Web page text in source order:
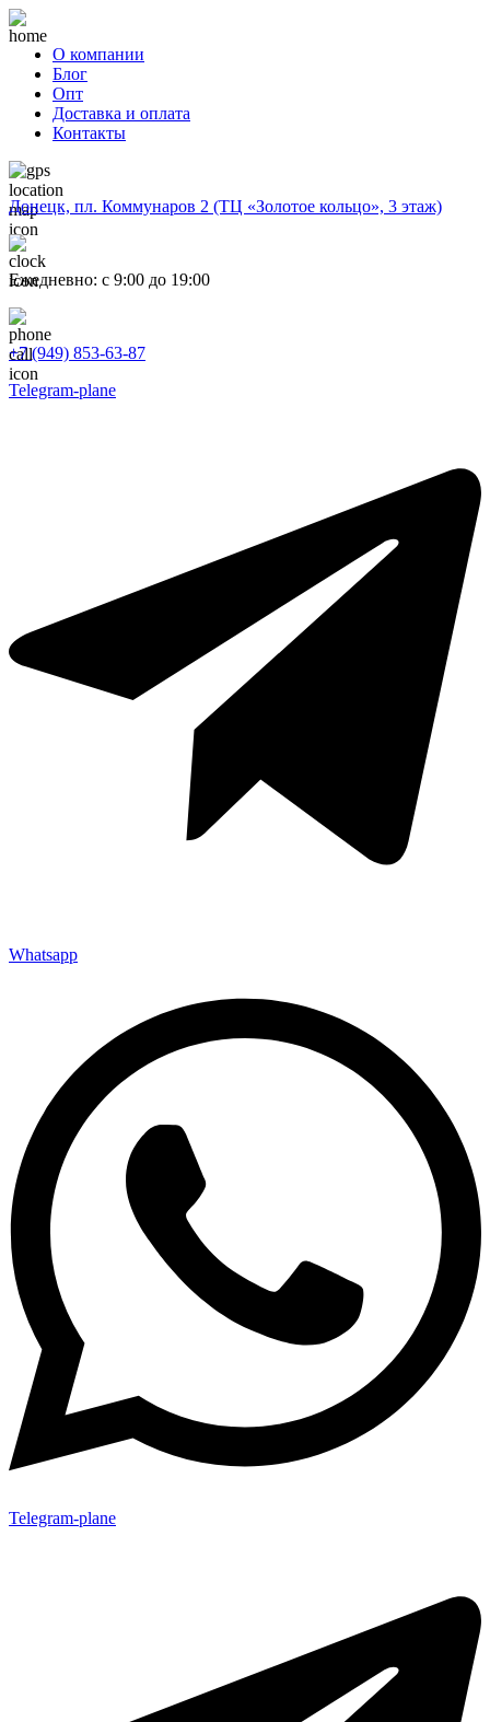
О компании
Блог
Опт
Доставка и оплата
Контакты
Донецк, пл. Коммунаров 2 (ТЦ «Золотое кольцо», 3 этаж)
Ежедневно: с 9:00 до 19:00
+7 (949) 853-63-87
Telegram-plane
Whatsapp
Telegram-plane